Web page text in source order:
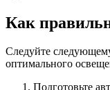
Как
Следуйте
оптимального
Подготовьте